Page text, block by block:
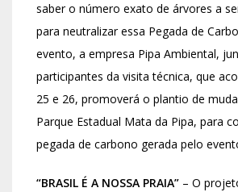
saber o número exato de árvores a
para neutralizar essa Pegada de
evento, a empresa Pipa Ambiental,
participantes da visita técnica, que
25 e 26, promoverá o plantio de
Parque Estadual Mata da Pipa, para
pegada de carbono gerada pelo
“BRASIL É A NOSSA PRAIA” – O